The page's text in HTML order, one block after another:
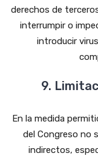
derechos de
interrumpir o
introducir
9.
En la medida
del Congreso no
indirectos,